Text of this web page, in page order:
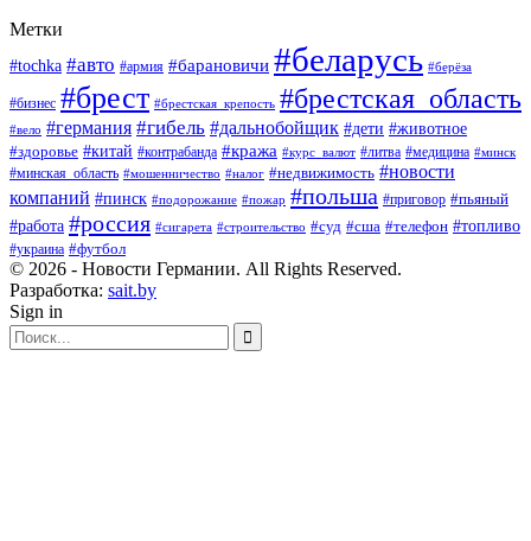
Метки
#tochka #авто #армия #барановичи #беларусь #берёза
#бизнес #брест #брестская_крепость #брестская_область
#вело #германия #гибель #дальнобойщик #дети #животное
#здоровье #китай #контрабанда #кража #курс_валют #литва #медицина #минск
#минская_область #мошенничество #налог #недвижимость #новости
компаний #пинск #подорожание #пожар #польша #приговор #пьяный
#работа #россия #сигарета #строительство #суд #сша #телефон #топливо
#украина #футбол
© 2026 - Новости Германии. All Rights Reserved.
Разработка: sait.by
Sign in